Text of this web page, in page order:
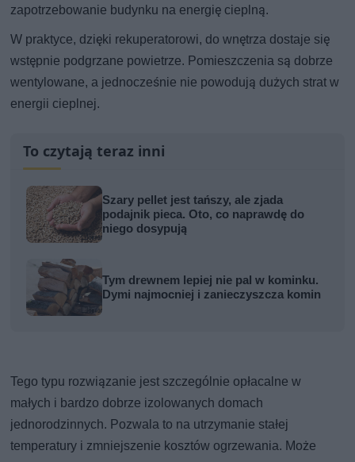
zapotrzebowanie budynku na energię cieplną.
W praktyce, dzięki rekuperatorowi, do wnętrza dostaje się
wstępnie podgrzane powietrze. Pomieszczenia są dobrze
wentylowane, a jednocześnie nie powodują dużych strat w
energii cieplnej.
To czytają teraz inni
Szary pellet jest tańszy, ale zjada
podajnik pieca. Oto, co naprawdę do
niego dosypują
Tym drewnem lepiej nie pal w kominku.
Dymi najmocniej i zanieczyszcza komin
Tego typu rozwiązanie jest szczególnie opłacalne w
małych i bardzo dobrze izolowanych domach
jednorodzinnych. Pozwala to na utrzymanie stałej
temperatury i zmniejszenie kosztów ogrzewania. Może